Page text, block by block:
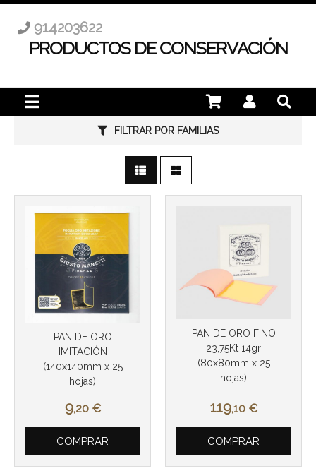
PRODUCTOS DE CONSERVACIÓN
914203622
FILTRAR POR FAMILIAS
PAN DE ORO
IMITACIÓN
(140x140mm x 25
hojas)
9,20 €
COMPRAR
PAN DE ORO FINO
23,75Kt 14gr
(80x80mm x 25
hojas)
119,10 €
COMPRAR
Más info
Más info